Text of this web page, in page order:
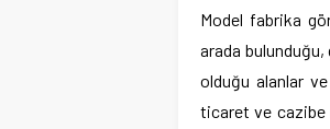
Model fabrika
arada
olduğu alanlar
ticaret ve cazibe